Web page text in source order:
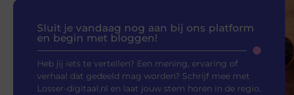
Sluit je vandaag nog aan bij ons platform
en begin met bloggen!
Heb jij iets te vertellen? Een mening, ervaring of
verhaal dat gedeeld mag worden? Schrijf mee met
Losser-digitaal.nl en laat jouw stem horen in de regio.